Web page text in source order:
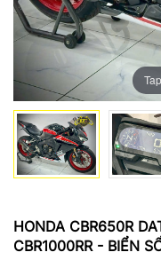
HONDA CBR650R
CBR1000RR - BIỂN